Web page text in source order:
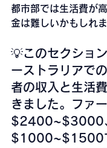
都市部では生活費が
金は難しいかもしれま
💡このセクショ
ーストラリアで
者の収入と生活
きました。ファ
$2400~$3000
$1000~$1500